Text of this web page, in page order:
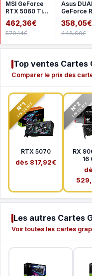
MSI GeForce
RTX 5060 Ti
8G GAMING
TRIO OC
462,36€
579,14€
Asus
GeForce
5060 8GB
GDDR7 OC
358,05€
448,60€
Top ventes Cartes
Comparer le prix des
N°1
TOP VENTE
RTX 5070
dès 817,92€
N°2
TOP VENTE
RX
16
Les autres Cartes
Voir toutes les cartes